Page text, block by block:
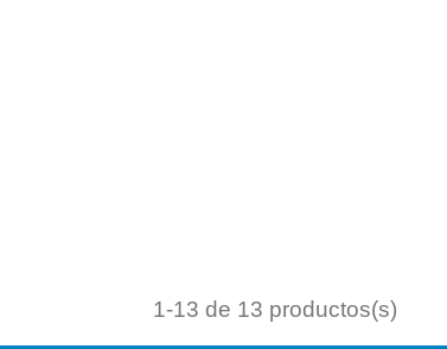
1-13 de 13 productos(s)